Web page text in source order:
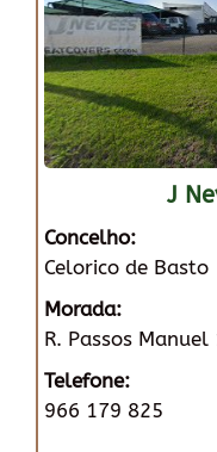
J
Concelho:
Celorico de Basto
Morada:
R. Passos
Telefone:
966 179 825